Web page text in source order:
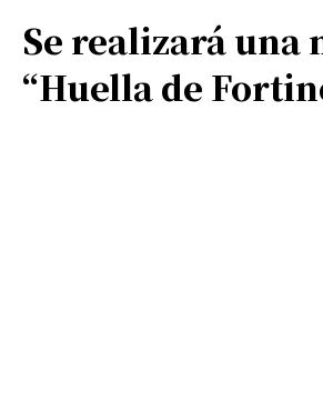
Se realizará una
“Huella de